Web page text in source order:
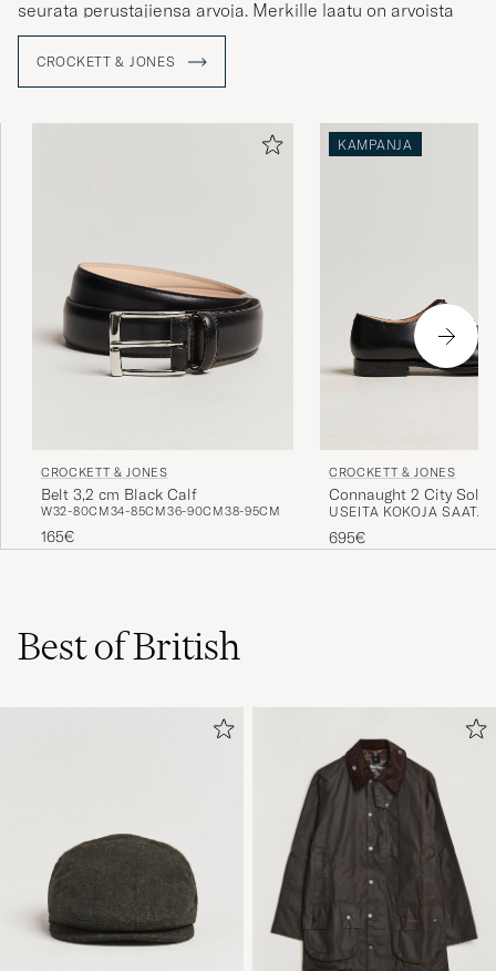
seurata perustajiensa arvoja. Merkille laatu on arvoista
tärkein ja se merkitsee huomion kiinnittämistä
Valmistettavien kenkien tulee olla tietenkin myös
mukavat jalkaan. Näitä samoja arvoja nykyinen
CROCKETT & JONES
CROCKETT & JONES
Belt 3,2 cm Black Calf
W32-80CM34-85CM36-90CM38-95CM
165€
KAMPANJA
CROCKETT & JONES
Connaught 2 City Sole
USEITA KOKOJA
695€
Best of British